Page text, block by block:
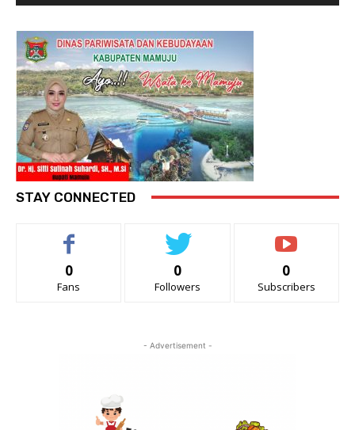
STAY CONNECTED
0
Fans
0
Followers
0
Subscribers
- Advertisement -